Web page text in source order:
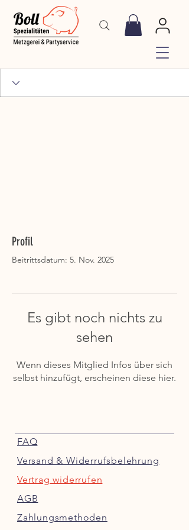
Profil
Beitrittsdatum: 5. Nov. 2025
Es gibt noch nichts zu
sehen
Wenn dieses Mitglied Infos über sich
selbst hinzufügt, erscheinen diese hier.
FAQ
Versand & Widerrufsbelehrung
Vertrag widerrufen
AGB
Zahlungsmethoden